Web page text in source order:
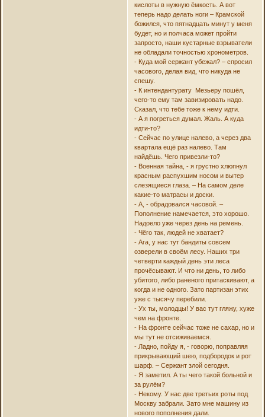
кислоты в нужную ёмкость. А вот
теперь надо делать ноги – Крамской
божился, что пятнадцать минут у меня
будет, но и полчаса может пройти
запросто, наши кустарные взрыватели
не обладали точностью хронометров.
- Куда мой сержант убежал? – спросил
часового, делая вид, что никуда не
спешу.
- К интендантурату Мезьеру пошёл,
чего-то ему там завизировать надо.
Сказал, что тебе тоже к нему идти.
- А я погреться думал. Жаль. А куда
идти-то?
- Сейчас по улице налево, а через два
квартала ещё раз налево. Там
найдёшь. Чего привезли-то?
- Военная тайна, - я грустно хлюпнул
красным распухшим носом и вытер
слезящиеся глаза. – На самом деле
какие-то матрасы и доски.
- А, - обрадовался часовой. –
Пополнение намечается, это хорошо.
Надоело уже через день на ремень.
- Чёго так, людей не хватает?
- Ага, у нас тут бандиты совсем
озверели в своём лесу. Наших три
четверти каждый день эти леса
прочёсывают. И что ни день, то либо
убитого, либо раненого притаскивают, а
когда и не одного. Зато партизан этих
уже с тысячу перебили.
- Ух ты, молодцы! У вас тут гляжу, хуже
чем на фронте.
- На фронте сейчас тоже не сахар, но и
мы тут не отсиживаемся.
- Ладно, пойду я, - говорю, поправляя
прикрывающий шею, подбородок и рот
шарф. – Сержант злой сегодня.
- Я заметил. А ты чего такой больной и
за рулём?
- Некому. У нас две третьих роты под
Москву забрали. Зато мне машину из
нового пополнения дали.